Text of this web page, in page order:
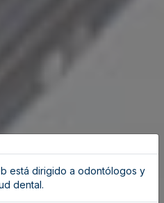
está dirigido a odontólogos y
dental.